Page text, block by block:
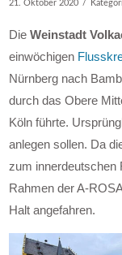
21. Oktober 2020
DieWeinstadt
einwöchigen
Nürnberg nach
durch das Obere
Köln führte.
anlegen sollen. Da
zum innerdeutschen
Rahmen der A-
Halt angefahren.